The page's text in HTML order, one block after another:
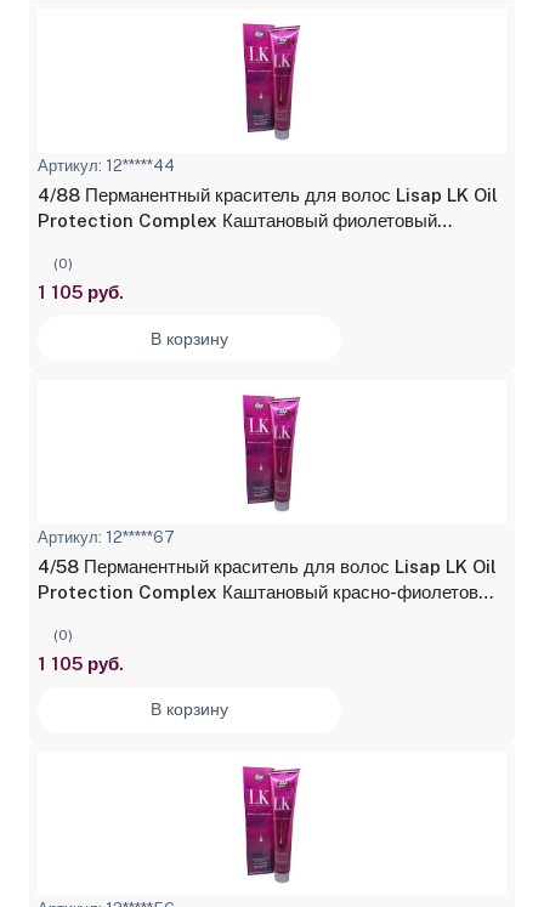
Артикул: 12*****44
4/88 Перманентный краситель для волос Lisap LK Oil
Protection Complex Каштановый фиолетовый
(0)
1 105 руб.
В корзину
Артикул: 12*****67
4/58 Перманентный краситель для волос Lisap LK Oil
Protection Complex Каштановый красно-фиолетовый
(0)
1 105 руб.
В корзину